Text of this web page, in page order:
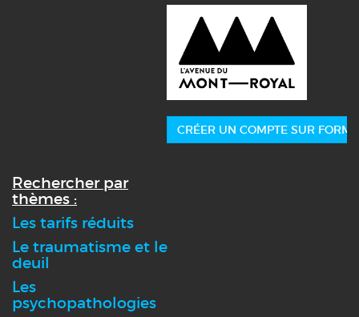
CRÉER UN COMPTE SUR
Rechercher par
thèmes :
Les tarifs réduits
Le traumatisme et le
deuil
Les
psychopathologies